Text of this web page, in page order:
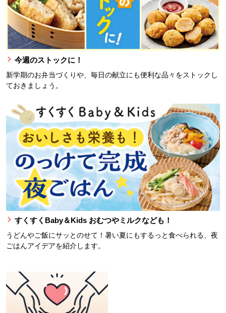
今週のストックに！
新学期のお弁当づくりや、毎日の献立にも便利な品々をストックし
ておきましょう。
すくすくBaby＆Kids おむつやミルクなども！
うどんやご飯にサッとのせて！暑い夏にもするっと食べられる、夜
ごはんアイデアを紹介します。